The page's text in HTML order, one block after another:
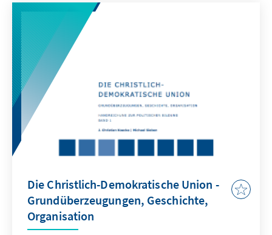
erörtert, um so mit den Thüringerinnen und
Thüringern einen Zukunftsdialog zu den
demografischen Herausforderungen zu
etablieren. Die vorliegende Publikation ist
eine Zusammenfassung der Tagungsreihe
"Demografischer Wandel und
Daseinsvorsorge im ländlichen Raum" sowie
verschiedener Einzelveranstaltungen und gibt
die grundsätzlichen Aussagen und Thesen
wieder. Ziel der Publikation ist es, diese
vielfältigen Facetten des demografischen
Beispiel des Freistaats Thüringen abzubilden
sowie die Ergebnisse und Impulse aus dem
Zukunftsdialog unserer Veranstaltungsreihe
Die Christlich-Demokratische Union -
Grundüberzeugungen, Geschichte,
Organisation